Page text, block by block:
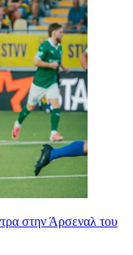
στην Άρσεναλ του